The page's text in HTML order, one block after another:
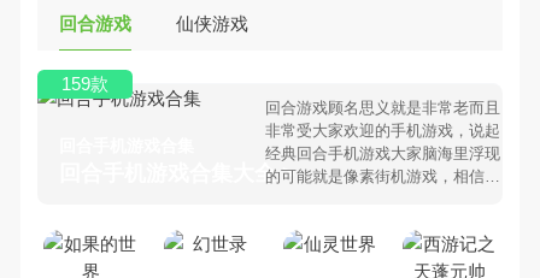
回合游戏 仙侠游戏
回合手机游戏合集大全 >
回合游戏顾名思义就是非常老而且
非常受大家欢迎的手机游戏，说起
经典回合手机游戏大家脑海里浮现
的可能就是像素街机游戏，相信很
合手机游戏有哪些呢？游戏今天，
乐途下载站小编芒果味的怪咖给大
159款